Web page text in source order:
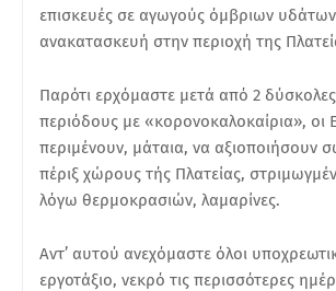
επισκευές σε αγωγούς όμβριων
ανακατασκευή στην περιοχή της
Παρότι ερχόμαστε μετά από 2 δύσκολες
περιόδους με «κορονοκαλοκαίρια», οι
περιμένουν, μάταια, να αξιοποιήσουν
πέριξ χώρους τής Πλατείας,
λόγω θερμοκρασιών, λαμαρίνες.
Αντ’ αυτού ανεχόμαστε όλοι
εργοτάξιο, νεκρό τις περισσότερες